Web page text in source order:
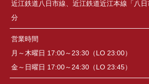
近江鉄道八日市線、近江鉄道近江本線「八
分
営業時間
月～木曜日 17:00～23:30（LO 23:00）
金～日曜日 17:00～24:30（LO 23:45）